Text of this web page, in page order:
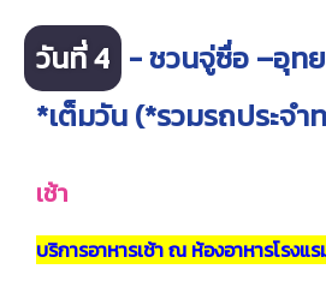
วันที่ 4 - ชวนจู่ซื่อ –อุทย
*เต็มวัน (*รวมรถประจ
เช้า
บริการอาหารเช้า ณ ห้องอาหารโรงแ